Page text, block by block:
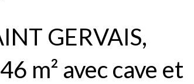
GERVAIS,
m² avec cave et